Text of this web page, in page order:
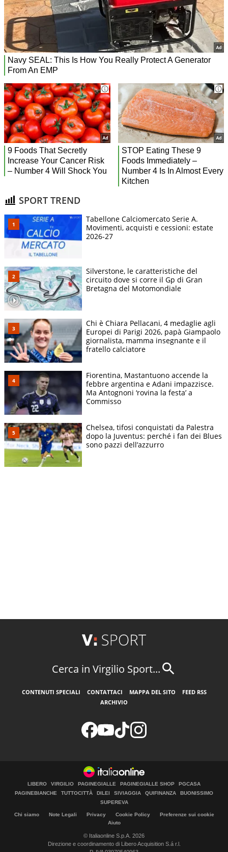
SPORT TREND
Tabellone Calciomercato Serie A.
Movimenti, acquisti e cessioni: estate
2026-27
Silverstone, le caratteristiche del
circuito dove si corre il Gp di Gran
Bretagna del Motomondiale
Chi è Chiara Pellacani, 4 medaglie agli
Europei di Parigi 2026, papà Giampaolo
giornalista, mamma insegnante e il
fratello calciatore
Fiorentina, Mastantuono accende la
febbre argentina e Adani impazzisce.
Ma Antognoni ‘rovina la festa’ a
Commisso
Chelsea, tifosi conquistati da Palestra
dopo la Juventus: perché i fan dei Blues
sono pazzi dell’azzurro
Cerca in Virgilio Sport...
CONTENUTI SPECIALI CONTATTACI MAPPA DEL SITO
FEED RSS
ARCHIVIO
LIBERO VIRGILIO PAGINEGIALLE PAGINEGIALLE SHOP
PGCASA
PAGINEBIANCHE
TUTTOCITTÀ DILEI SIVIAGGIA QUIFINANZA
BUONISSIMO
SUPEREVA
Chi siamo Note Legali Privacy Cookie Policy
Preferenze sui cookie
Aiuto
© Italiaonline S.p.A. 2026
Direzione e coordinamento di Libero Acquisition S.á r.l.